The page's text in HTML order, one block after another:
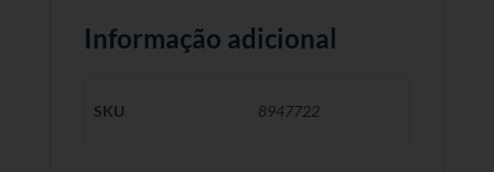
Informação adicional
SKU 8947722